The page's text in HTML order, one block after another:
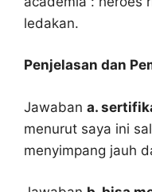
ledakan.
Penjelasan dan
Jawaban a.
menurut saya ini
menyimpang jauh